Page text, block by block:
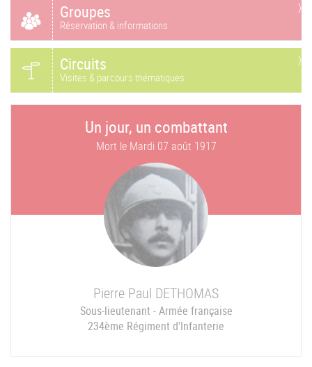
Groupes
Réservation & informations
Circuits
Visites & parcours thématiques
Un jour, un combattant
Mort le Mardi 07 août 1917
Pierre Paul DETHOMAS
Sous-lieutenant - Armée française
234ème Régiment d'Infanterie